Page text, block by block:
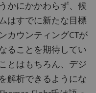
かにかかわらず、候
はすでに新たな目標
カウンティングCTが
ることを期待してい
とはもちろん、デジ
解析できるようにな